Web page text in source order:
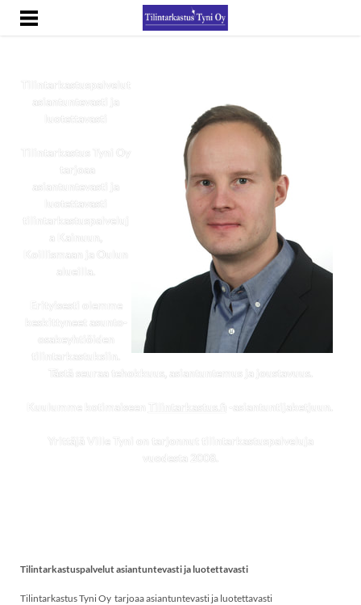
ETUSIVU
Tilintarkastuspalvelut
asiantuntevasti ja
luotettavasti
Tilintarkastus Tyni Oy
tarjoaa
asiantuntevasti ja
luotettavasti
tilintarkastuspalveluj
a Kainuun,
Koillismaan ja Oulun
alueilla.
Erityisesti olemme
keskittyneet asunto-
osakeyhtiöiden
tilintarkastuksiin.
Tästä seuraa tehokkuus, asiantuntemus ja joustavuus.
Kuulumme kotimaiseen Tilintarkastus.fi -asiantuntijaketjuun.
Yrittäjä Ville Tyni on tarjonnut tilintarkastuspalveluja
vuodesta 2008.
Tilintarkastuspalvelut asiantuntevasti ja luotettavasti
Tilintarkastus Tyni Oy tarjoaa asiantuntevasti ja luotettavasti